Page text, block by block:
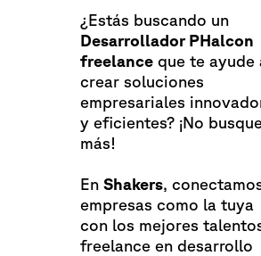
¿Estás buscando un
Desarrollador PHalcon
freelance que te ayude
crear soluciones
empresariales
y eficientes? ¡No
más!
En Shakers,
empresas como la tuya
con los mejores
freelance en desarrollo